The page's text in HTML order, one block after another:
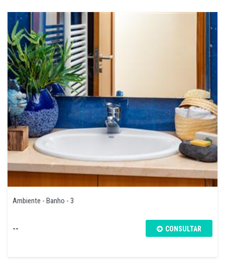
Ambiente - Banho - 3
-- CONSULTAR